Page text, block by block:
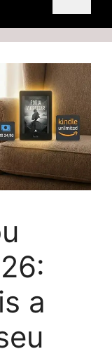
a